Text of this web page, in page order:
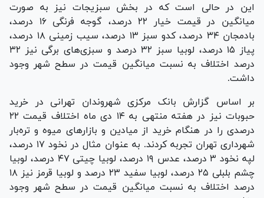
این در حالی است که در بخش سبزیجات نیز به صورت
میانگین در قیمت خیار ۲۲ درصد، گوجه فرنگی ۱۶ درصد،
بادمجان ۳۴ درصد، کدو سبز ۱۳ درصد، سیب زمینی ۱۸ درصد،
پیاز ۱۵ درصد، لوبیا سبز ۳۲ درصد و سبزی‌های برگی نیز ۳۲
درصد اختلاف به نسبت میانگین قیمت در سطح شهر وجود
داشت.
بر اساس گزارش بانک مرکزی شهروندان تهرانی در خرید
حبوبات نیز در هفته منتهی به ۱۴ دی ماه اختلاف قیمت ۲۲
درصدی را در هنگام خرید از میادین و بازار‌های میوه و تره‌بار
شهرداری تهران تجربه کردند. به عنوان مثال در نخود ۱۷ درصد،
لپه نخود ۳ درصد، عدس ۱۹ درصد، لوبیا چیتی ۴۷ درصد، لوبیا
چشم بلبلی ۲۵ درصد، لوبیا سفید ۲۳ درصد و لوبیا قرمز نیز ۱۸
درصد اختلاف به نسبت میانگین قیمت در سطح شهر وجود